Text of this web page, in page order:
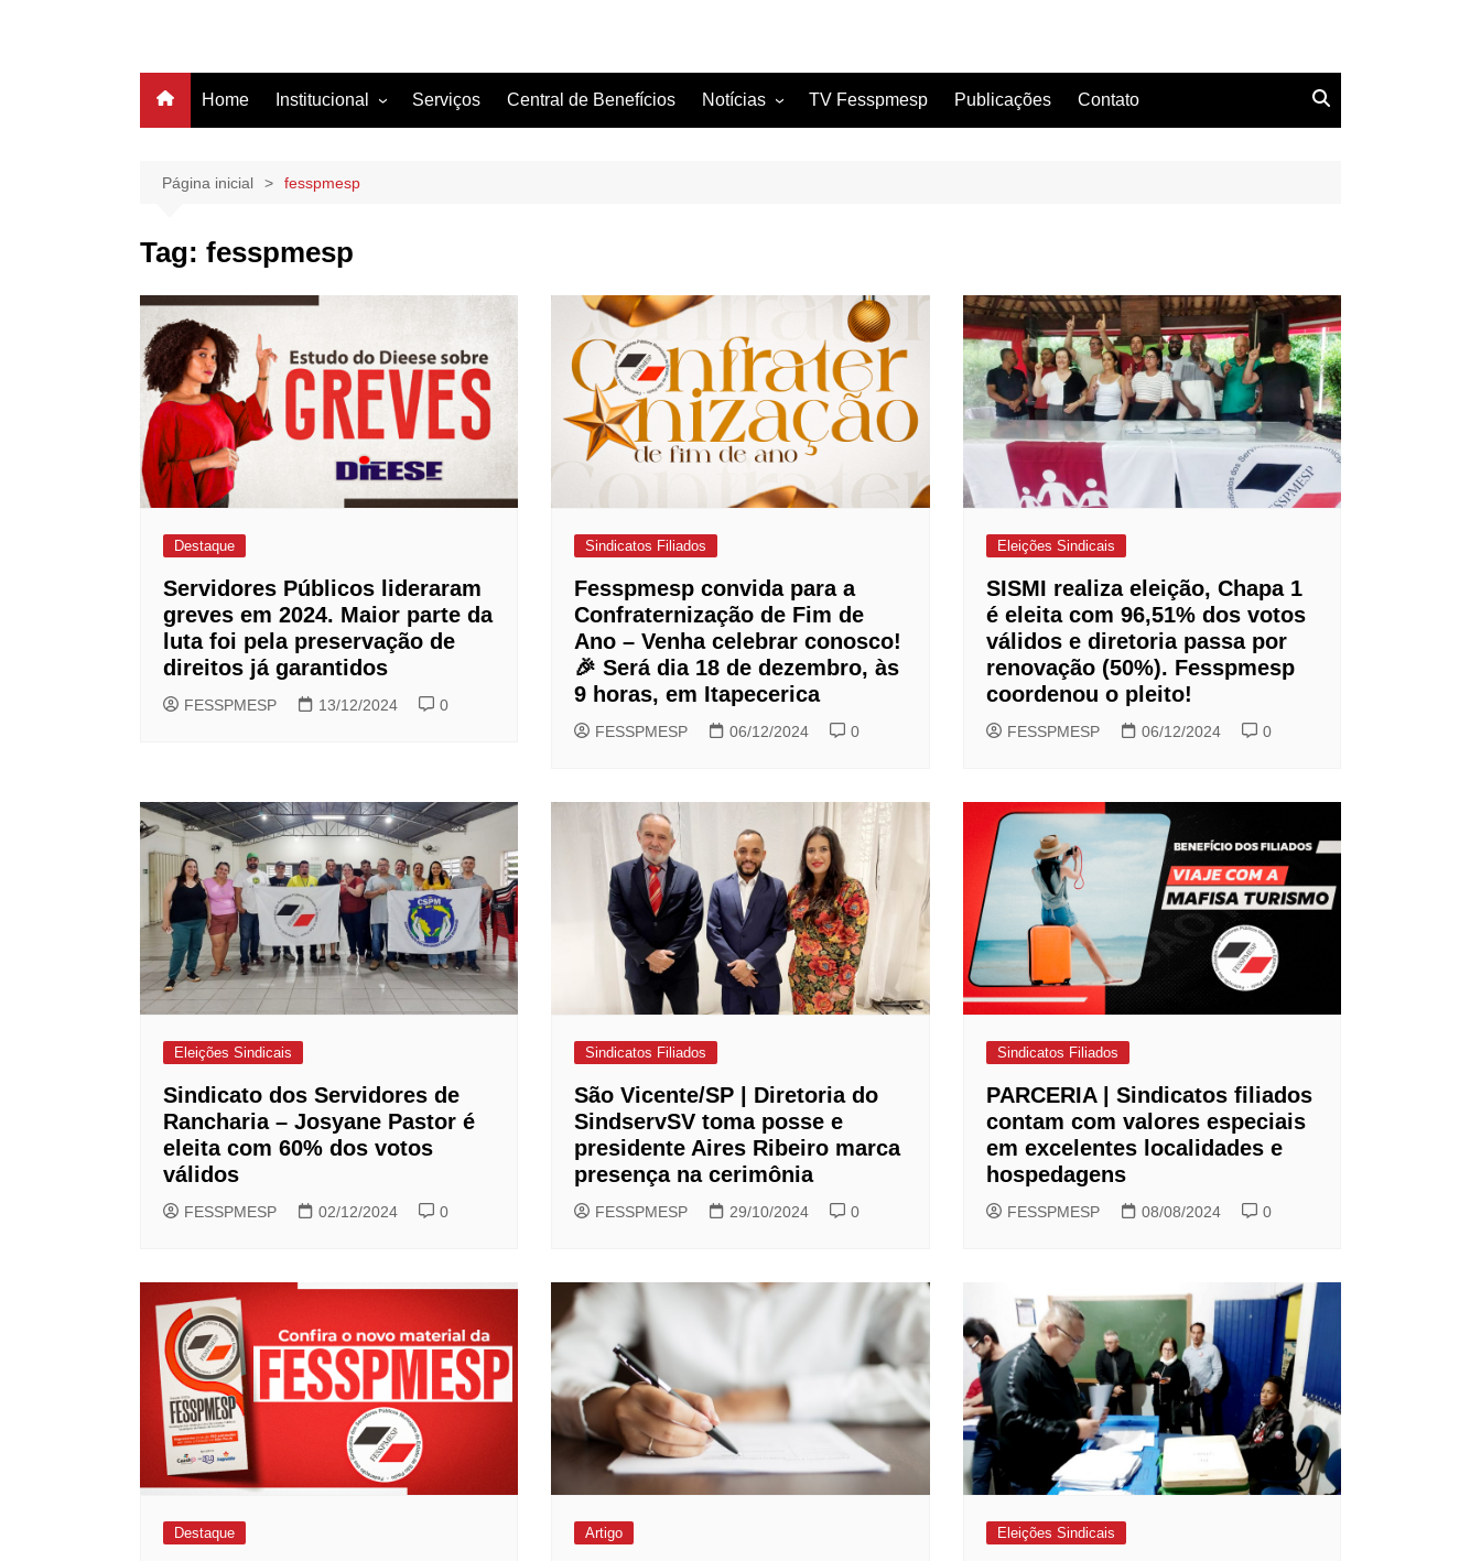
Home Institucional
Estrutura
Diretoria
Serviços Central de Benefícios Notícias TV Fesspmesp Publicações Contato
Página inicial fesspmesp
Tag: fesspmesp
Destaque
Servidores Públicos lideraram
greves em 2024. Maior parte da
luta foi pela preservação de
direitos já garantidos
FESSPMESP 13/12/2024 0
Sindicatos Filiados
Fesspmesp convida para a
Confraternização de Fim de
Ano – Venha celebrar conosco!
🎉 Será dia 18 de dezembro, às
9 horas, em Itapecerica
FESSPMESP 06/12/2024 0
Eleições Sindicais
SISMI realiza eleição, Chapa 1
é eleita com 96,51% dos votos
válidos e diretoria passa por
renovação (50%). Fesspmesp
coordenou o pleito!
FESSPMESP 06/12/2024 0
Eleições Sindicais
Sindicato dos Servidores de
Rancharia – Josyane Pastor é
eleita com 60% dos votos
válidos
FESSPMESP 02/12/2024 0
Sindicatos Filiados
São Vicente/SP | Diretoria do
SindservSV toma posse e
presidente Aires Ribeiro marca
presença na cerimônia
FESSPMESP 29/10/2024 0
Sindicatos Filiados
PARCERIA | Sindicatos filiados
contam com valores especiais
em excelentes localidades e
hospedagens
FESSPMESP 08/08/2024 0
Destaque Artigo Eleições Sindicais